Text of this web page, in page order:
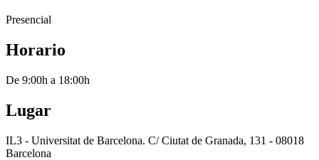
Presencial
Horario
De 9:00h a 18:00h
Lugar
IL3 - Universitat de Barcelona. C/ Ciutat de Granada, 131 - 08018
Barcelona